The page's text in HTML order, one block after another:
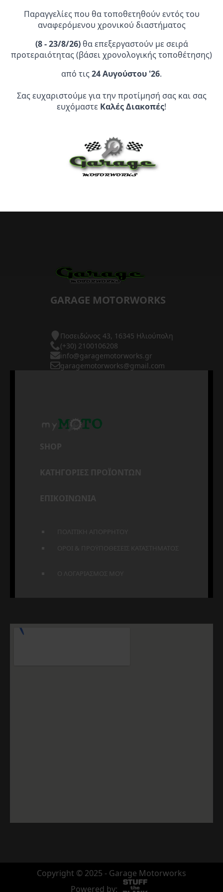
Επίσημος Αντιπρόσωπος:
Service Point:
CLEARANCE | ΑΝΑΚΑΛΥΨΤΕ
ΠΡΟΪΟΝΤΑ
GARAGE MOTORWORKS
Ποσειδώνος 43, 16345 Ηλιούπολη
(+30) 2100106208
info@garagemotorworks.gr
garagemotorworks@gmail.com
SHOP
ΚΑΤΗΓΟΡΙΕΣ ΠΡΟΪΟΝΤΩΝ
ΕΠΙΚΟΙΝΩΝΙΑ
ΠΟΛΙΤΙΚΗ ΑΠΟΡΡΗΤΟΥ
ΟΡΟΙ & ΠΡΟΫΠΟΘΕΣΕΙΣ ΚΑΤΑΣΤΗΜΑΤΟΣ
Ο ΛΟΓΑΡΙΑΣΜΟΣ ΜΟΥ
Copyright © 2025 - Garage Motorworks
Powered by:
Παραγγελίες που θα τοποθετηθούν εντός του
αναφερόμενου χρονικού διαστήματος
(8 - 23/8/26)θα επεξεργαστούν με σειρά
προτεραιότητας (βάσει χρονολογικής τοποθέτησης)
από τις24 Αυγούστου '26.
Σας ευχαριστούμε για την προτίμησή σας και σας
ευχόμαστε Καλές Διακοπές!